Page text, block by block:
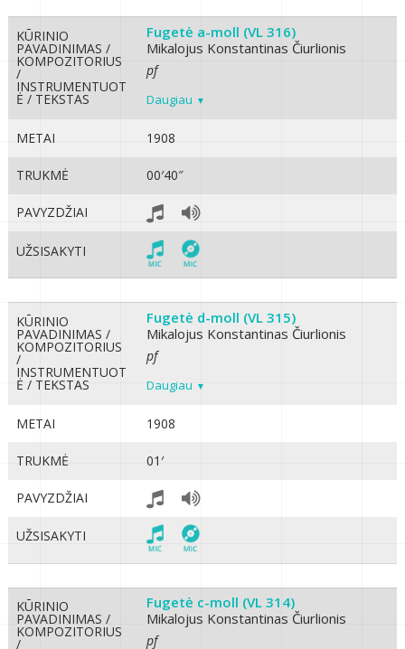
KŪRINIO
PAVADINIMAS /
KOMPOZITORIUS
/
INSTRUMENTUOT
Ė / TEKSTAS
Fugetė a-moll (VL 316)
Mikalojus Konstantinas Čiurlionis
pf
Daugiau
METAI 1908
TRUKMĖ 00′40″
PAVYZDŽIAI
UŽSISAKYTI
KŪRINIO
PAVADINIMAS /
KOMPOZITORIUS
/
INSTRUMENTUOT
Ė / TEKSTAS
Fugetė d-moll (VL 315)
Mikalojus Konstantinas Čiurlionis
pf
Daugiau
METAI 1908
TRUKMĖ 01′
PAVYZDŽIAI
UŽSISAKYTI
KŪRINIO
PAVADINIMAS /
KOMPOZITORIUS
/
Fugetė c-moll (VL 314)
Mikalojus Konstantinas Čiurlionis
pf